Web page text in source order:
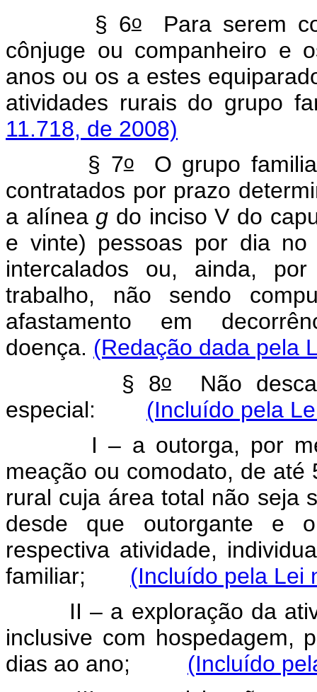
§ 6oPara serem
cônjuge ou companheiro e
anos ou os a estes
atividades rurais do
11.718, de 2008)
§ 7oO grupo
contratados por prazo
a alínea g do inciso V do
e vinte) pessoas por dia
intercalados ou, ainda,
trabalho, não sendo
afastamento em
doença. (Redação dada pela
§ 8oNão
especial: (Incluído pela
I – a outorga, por meio
meação ou comodato, de
rural cuja área total não seja
desde que outorgante e
respectiva atividade,
familiar; (Incluído pela Lei
II – a exploração da
inclusive com hospedagem,
dias ao ano; (Incluído